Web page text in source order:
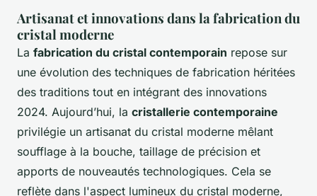
Artisanat et innovations dans la fabrication du
cristal moderne
La fabrication du cristal contemporain repose sur
une évolution des techniques de fabrication héritées
des traditions tout en intégrant des innovations
2024. Aujourd’hui, la cristallerie contemporaine
privilégie un artisanat du cristal moderne mêlant
soufflage à la bouche, taillage de précision et
apports de nouveautés technologiques. Cela se
reflète dans l'aspect lumineux du cristal moderne,